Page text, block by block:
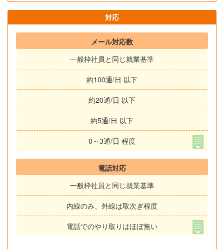
対応
メール対応数
一般枠社員と同じ就業基準
約100通/日 以下
約20通/日 以下
約5通/日 以下
0～3通/日 程度
電話対応
一般枠社員と同じ就業基準
内線のみ、外線は取次ぎ程度
電話でのやり取りはほぼ無い